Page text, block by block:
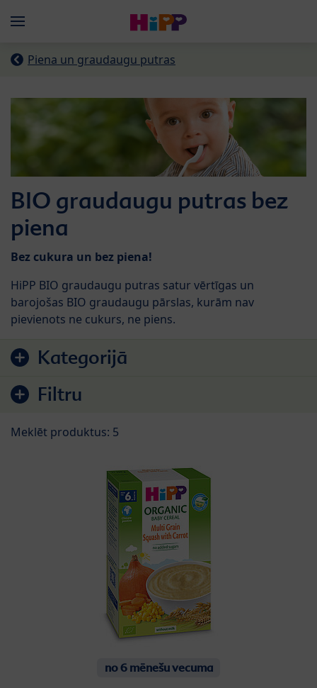
Menü
Piena un graudaugu putras
Pāriet uz produktu sarakstu
Kategorijā
Filtru
BIO graudaugu putras bez
piena
Bez cukura un bez piena!
HiPP BIO graudaugu putras satur vērtīgas un
barojošas BIO graudaugu pārslas, kurām nav
pievienots ne cukurs, ne piens.
Meklēt produktus: 5
no 6 mēnešu vecuma